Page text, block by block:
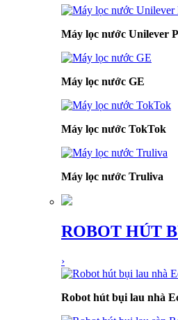
Máy lọc nước Unilever
Máy lọc nước GE
Máy lọc nước TokTok
Máy lọc nước Truliva
ROBOT HÚT
›
Robot hút bụi lau nhà